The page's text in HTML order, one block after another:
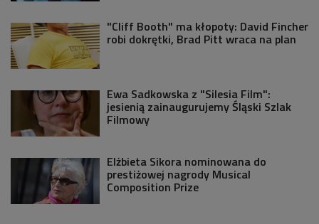
"Cliff Booth" ma kłopoty: David Fincher
robi dokrętki, Brad Pitt wraca na plan
Ewa Sadkowska z "Silesia Film":
jesienią zainaugurujemy Śląski Szlak
Filmowy
Elżbieta Sikora nominowana do
prestiżowej nagrody Musical
Composition Prize